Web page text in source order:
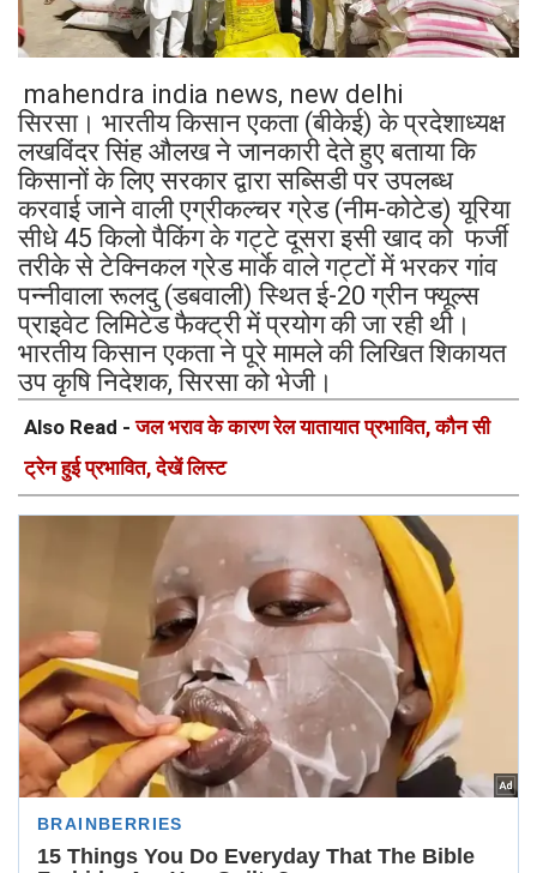
mahendra india news, new delhi
सिरसा। भारतीय किसान एकता (बीकेई) के प्रदेशाध्यक्ष
लखविंदर सिंह औलख ने जानकारी देते हुए बताया कि
किसानों के लिए सरकार द्वारा सब्सिडी पर उपलब्ध
करवाई जाने वाली एग्रीकल्चर ग्रेड (नीम-कोटेड) यूरिया
सीधे 45 किलो पैकिंग के गट्टे दूसरा इसी खाद को फर्जी
तरीके से टेक्निकल ग्रेड मार्के वाले गट्टों में भरकर गांव
पन्नीवाला रूलदु (डबवाली) स्थित ई-20 ग्रीन फ्यूल्स
प्राइवेट लिमिटेड फैक्ट्री में प्रयोग की जा रही थी।
भारतीय किसान एकता ने पूरे मामले की लिखित शिकायत
उप कृषि निदेशक, सिरसा को भेजी।
Also Read -जल भराव के कारण रेल यातायात प्रभावित, कौन सी
ट्रेन हुई प्रभावित, देखें लिस्ट